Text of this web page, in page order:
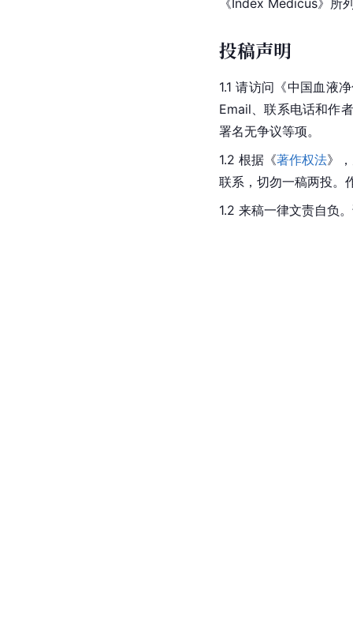
投稿声明
1.1 请访问《中国血液
Email、联系电话和作
署名无争议等项。
1.2 根据《著作权法》
联系，切勿一稿两投。
1.2 来稿一律文责自负